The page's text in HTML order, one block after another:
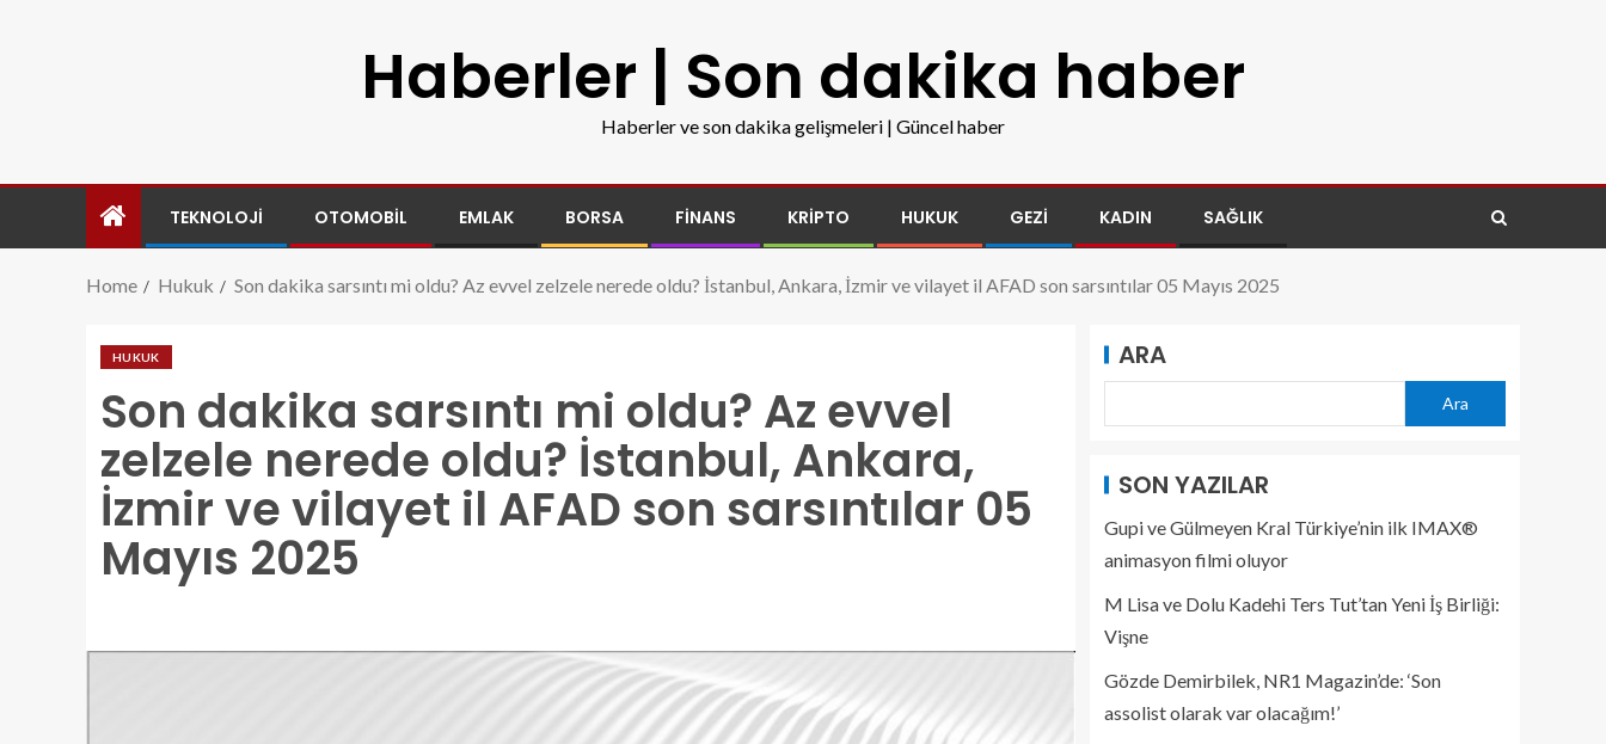
Haberler | Son dakika haber
Haberler ve son dakika gelişmeleri | Güncel haber
TEKNOLOJI OTOMOBIL EMLAK BORSA FINANS KRIPTO HUKUK GEZI KADIN SAĞLIK
Home Hukuk Son dakika sarsıntı mi oldu? Az evvel zelzele nerede oldu? İstanbul, Ankara, İzmir ve vilayet il AFAD son sarsıntılar 05 Mayıs 2025
HUKUK
Son dakika sarsıntı mi oldu? Az evvel
zelzele nerede oldu? İstanbul, Ankara,
İzmir ve vilayet il AFAD son sarsıntılar 05
Mayıs 2025
ARA
Ara
SON YAZILAR
Gupi ve Gülmeyen Kral Türkiye’nin ilk IMAX®
animasyon filmi oluyor
M Lisa ve Dolu Kadehi Ters Tut’tan Yeni İş Birliği:
Vişne
Gözde Demirbilek, NR1 Magazin’de: ‘Son
assolist olarak var olacağım!’